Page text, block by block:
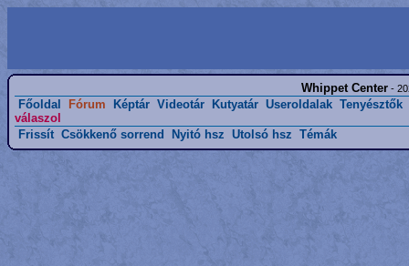
Whippet Center-
Főoldal Fórum Képtár Videotár Kutyatár Useroldalak Tenyésztők
válaszol
Frissít Csökkenő sorrend Nyitó hsz Utolsó hsz Témák